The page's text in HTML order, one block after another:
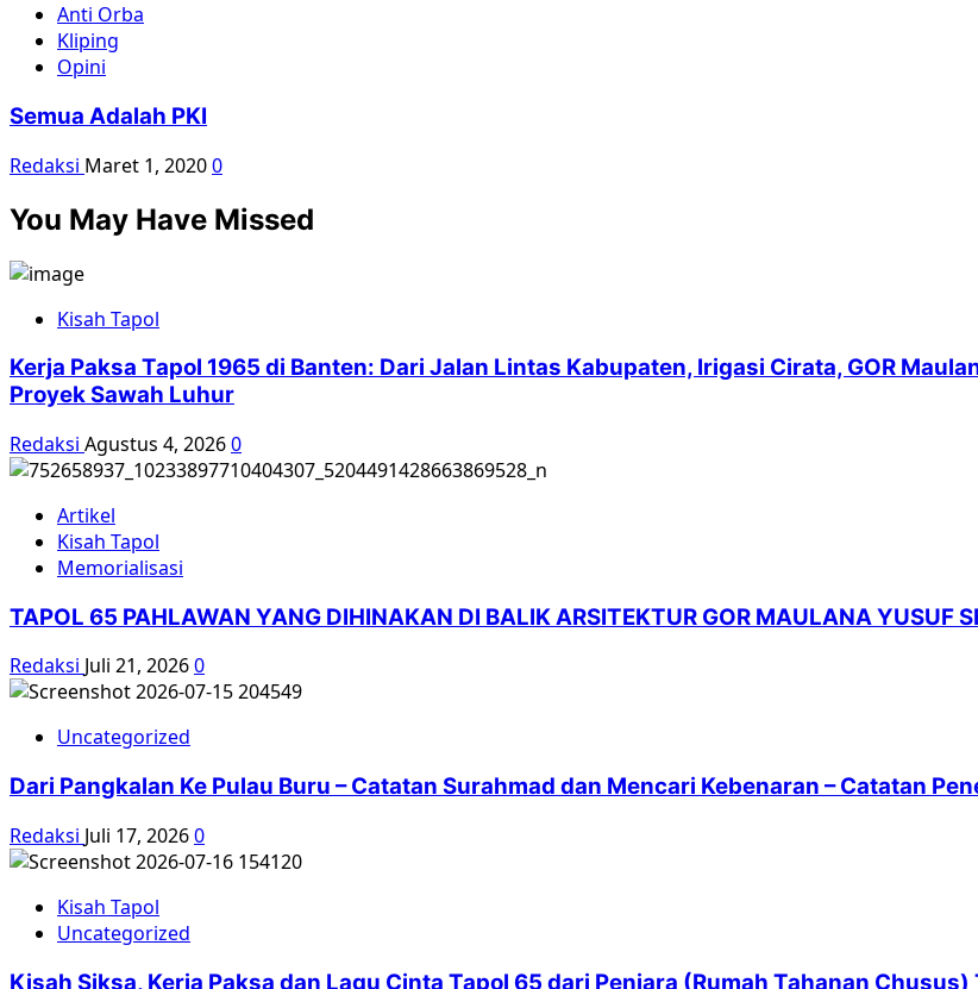
Anti Orba
Kliping
Opini
Semua Adalah PKI
Redaksi Maret 1, 20200
You May Have Missed
Kisah Tapol
Kerja Paksa Tapol 1965 di Banten: Dari Jalan Lintas Kabupaten, Irigasi Cirata, GOR
Proyek Sawah Luhur
Redaksi Agustus 4, 20260
Artikel
Kisah Tapol
Memorialisasi
TAPOL 65 PAHLAWAN YANG DIHINAKAN DI BALIK ARSITEKTUR GOR MAULANA YUSUF
Redaksi Juli 21, 20260
Uncategorized
Dari Pangkalan Ke Pulau Buru – Catatan Surahmad dan Mencari Kebenaran – Catatan
Redaksi Juli 17, 20260
Kisah Tapol
Uncategorized
Kisah Siksa, Kerja Paksa dan Lagu Cinta Tapol 65 dari Penjara (Rumah Tahanan